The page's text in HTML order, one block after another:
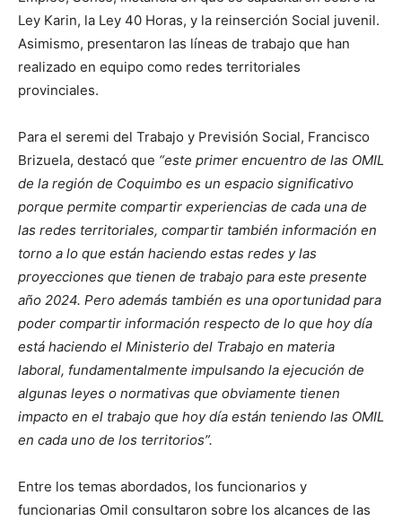
Ley Karin, la Ley 40 Horas, y la reinserción Social juvenil.
Asimismo, presentaron las líneas de trabajo que han
realizado en equipo como redes territoriales
provinciales.
Para el seremi del Trabajo y Previsión Social, Francisco
Brizuela, destacó que “este primer encuentro de las OMIL
de la región de Coquimbo es un espacio significativo
porque permite compartir experiencias de cada una de
las redes territoriales, compartir también información en
torno a lo que están haciendo estas redes y las
proyecciones que tienen de trabajo para este presente
año 2024. Pero además también es una oportunidad para
poder compartir información respecto de lo que hoy día
está haciendo el Ministerio del Trabajo en materia
laboral, fundamentalmente impulsando la ejecución de
algunas leyes o normativas que obviamente tienen
impacto en el trabajo que hoy día están teniendo las OMIL
en cada uno de los territorios”.
Entre los temas abordados, los funcionarios y
funcionarias Omil consultaron sobre los alcances de las